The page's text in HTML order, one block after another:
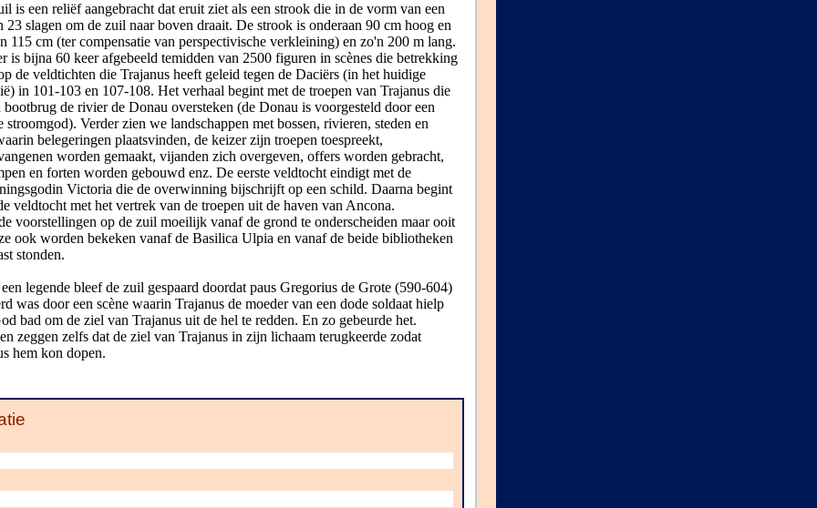
is een reliëf aangebracht dat eruit ziet als een strook die in de vorm van een
23 slagen om de zuil naar boven draait. De strook is onderaan 90 cm hoog en
115 cm (ter compensatie van perspectivische verkleining) en zo'n 200 m lang.
is bijna 60 keer afgebeeld temidden van 2500 figuren in scènes die betrekking
de veldtichten die Trajanus heeft geleid tegen de Daciërs (in het huidige
in 101-103 en 107-108. Het verhaal begint met de troepen van Trajanus die
bootbrug de rivier de Donau oversteken (de Donau is voorgesteld door een
stroomgod). Verder zien we landschappen met bossen, rivieren, steden en
belegeringen plaatsvinden, de keizer zijn troepen toespreekt,
worden gemaakt, vijanden zich overgeven, offers worden gebracht,
en forten worden gebouwd enz. De eerste veldtocht eindigt met de
Victoria die de overwinning bijschrijft op een schild. Daarna begint
veldtocht met het vertrek van de troepen uit de haven van Ancona.
voorstellingen op de zuil moeilijk vanaf de grond te onderscheiden maar ooit
ook worden bekeken vanaf de Basilica Ulpia en vanaf de beide bibliotheken
stonden.
legende bleef de zuil gespaard doordat paus Gregorius de Grote (590-604)
was door een scène waarin Trajanus de moeder van een dode soldaat hielp
bad om de ziel van Trajanus uit de hel te redden. En zo gebeurde het.
zeggen zelfs dat de ziel van Trajanus in zijn lichaam terugkeerde zodat
hem kon dopen.